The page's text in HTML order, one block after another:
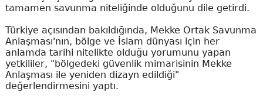
tamamen savunma niteliğinde olduğunu dile getirdi.
Türkiye açısından bakıldığında, Mekke Ortak Savunma
Anlaşması'nın, bölge ve İslam dünyası için her
anlamda tarihi nitelikte olduğu yorumunu yapan
yetkililer, "bölgedeki güvenlik mimarisinin Mekke
Anlaşması ile yeniden dizayn edildiği"
değerlendirmesini yaptı.